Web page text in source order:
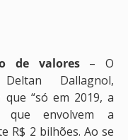
de valores– O
Dallagnol,
“só em 2019, a
que envolvem a
R$ 2 bilhões. Ao se